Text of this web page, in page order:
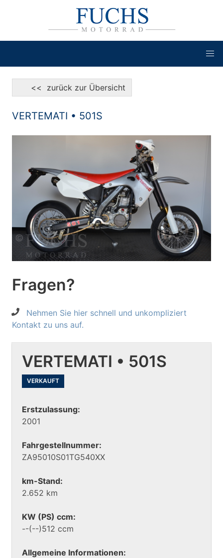
<< zurück zur Übersicht
VERTEMATI • 501S
Fragen?
Nehmen Sie hier schnell und unkompliziert
Kontakt zu uns auf.
VERTEMATI • 501S
VERKAUFT
Erstzulassung:
2001
Fahrgestellnummer:
ZA95010S01TG540XX
km-Stand:
2.652 km
KW (PS) ccm:
--(--)512 ccm
Allgemeine Informationen: